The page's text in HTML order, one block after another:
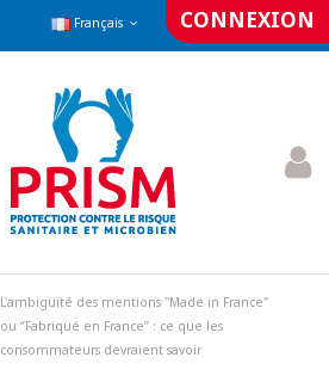
Français CONNEXION
L'ambiguïté des mentions "Made in France"
ou ‘’Fabriqué en France’’ : ce que les
consommateurs devraient savoir